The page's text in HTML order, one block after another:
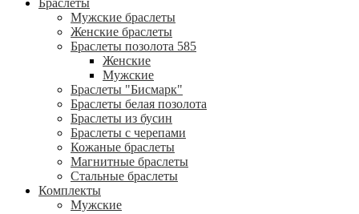
Браслеты
Мужские браслеты
Женские браслеты
Браслеты позолота 585
Женские
Мужские
Браслеты "Бисмарк"
Браслеты белая позолота
Браслеты из бусин
Браслеты с черепами
Кожаные браслеты
Магнитные браслеты
Стальные браслеты
Комплекты
Мужские